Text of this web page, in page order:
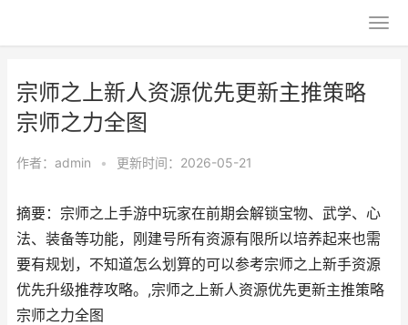
宗师之上新人资源优先更新主推策略
宗师之力全图
作者： admin • 更新时间：2026-05-21
摘要：宗师之上手游中玩家在前期会解锁宝物、武学、心
法、装备等功能，刚建号所有资源有限所以培养起来也需
要有规划，不知道怎么划算的可以参考宗师之上新手资源
优先升级推荐攻略。,宗师之上新人资源优先更新主推策略
宗师之力全图